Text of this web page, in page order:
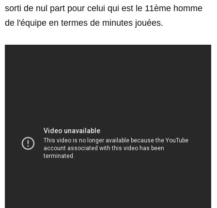
sorti de nul part pour celui qui est le 11ème homme
de l'équipe en termes de minutes jouées.